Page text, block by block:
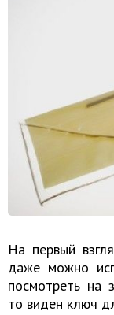
На первый
даже можно
посмотреть на
то виден ключ